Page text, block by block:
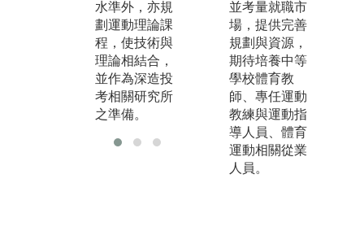
水準外，亦規
劃運動理論課
程，使技術與
理論相結合，
並作為深造投
考相關研究所
之準備。
技擊項目亦列
為必修課程，
期使能觸類旁
通、相輔相
成。
並考量就職市
場，提供完善
規劃與資源，
期待培養中等
學校體育教
師、專任運動
教練與運動指
導人員、體育
運動相關從業
人員。